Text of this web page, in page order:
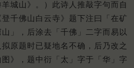
城山》。）此诗人推敲字句而自
千佛山白云寺》题下注曰「在矿
」，后涂去「千佛」二字而易以
拟原题时已疑地名不确，后乃改之
》，题中衍「太」字于「华」字